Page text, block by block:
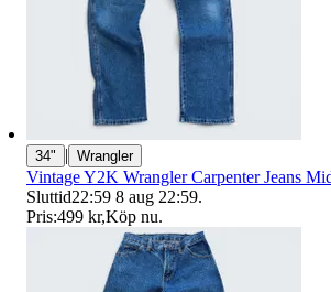
34" | Wrangler
Vintage Y2K Wrangler Carpenter Jeans
Sluttid22:59 8 aug 22:59.
Pris:499 kr,Köp nu.